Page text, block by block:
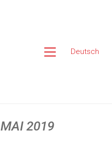
Deutsch
MAI 2019